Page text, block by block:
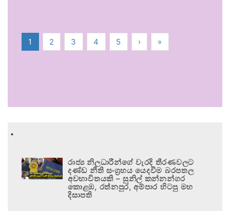
1 2 3 4 5 › »
.
රාජ්‍ය නිලධාරීන්ගේ වැරදි තීරණවලට
දණ්ඩ නීති සංග්‍රහය යෙදවීම බරපතල
අවභාවිතයකි – සුනිල් කන්නන්ගර
කොළඹ, රත්නපුර, අම්පාර හිටපු මහ
දිසාපති